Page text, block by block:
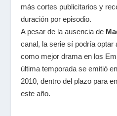
más cortes publicitarios y
duración por episodio.
A pesar de la ausencia de
canal, la serie sí podría optar
como mejor drama en los
última temporada se emitió
2010, dentro del plazo para
este año.